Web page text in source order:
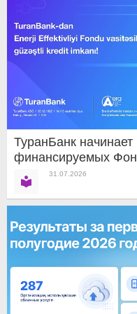
ТуранБанк
финансируемых
31.07.2026